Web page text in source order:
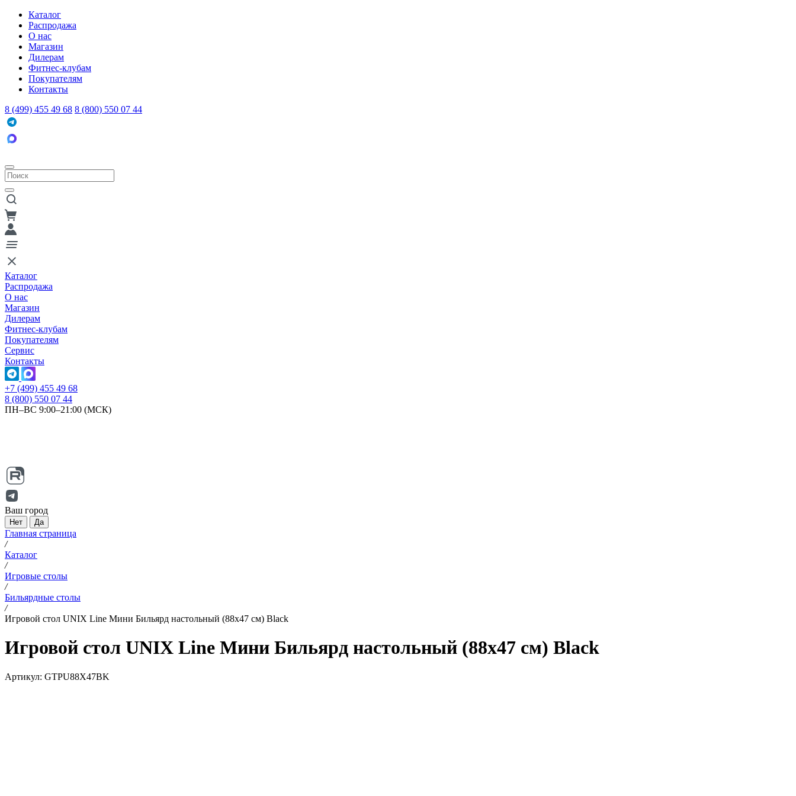
Каталог
Распродажа
О нас
Магазин
Дилерам
Фитнес-клубам
Покупателям
Контакты
8 (499) 455 49 68 8 (800) 550 07 44
Каталог
Распродажа
О нас
Магазин
Дилерам
Фитнес-клубам
Покупателям
Сервис
Контакты
+7 (499) 455 49 68
8 (800) 550 07 44
ПН–ВС 9:00–21:00 (МСК)
Ваш город
Нет Да
Главная страница
/
Каталог
/
Игровые столы
/
Бильярдные столы
/
Игровой стол UNIX Line Мини Бильярд настольный (88х47 cм) Black
Игровой стол UNIX Line Мини Бильярд настольный (88х47 cм) Black
Артикул: GTPU88X47BK